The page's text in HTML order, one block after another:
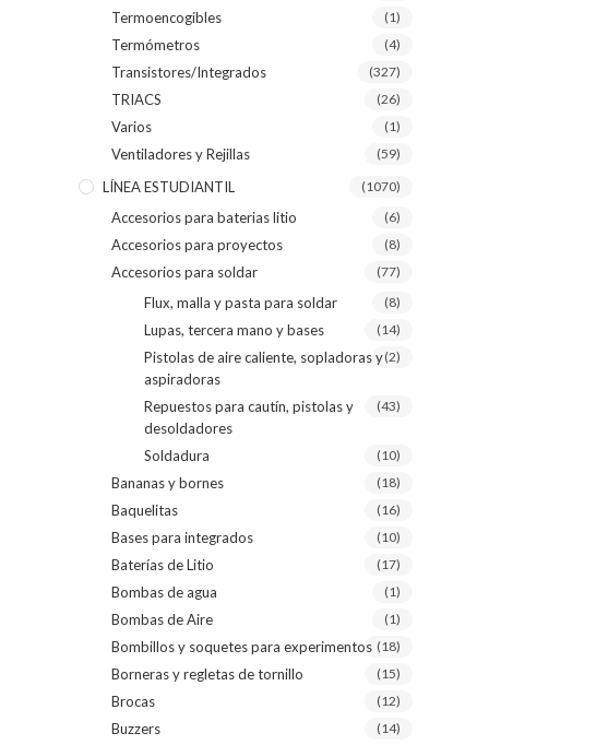
Termoencogibles (1)
Termómetros (4)
Transistores/Integrados (327)
TRIACS (26)
Varios (1)
Ventiladores y Rejillas (59)
LÍNEA ESTUDIANTIL (1070)
Accesorios para baterias litio (6)
Accesorios para proyectos (8)
Accesorios para soldar (77)
Flux, malla y pasta para soldar (8)
Lupas, tercera mano y bases (14)
Pistolas de aire caliente, sopladoras y
aspiradoras
(2)
Repuestos para cautín, pistolas y
desoldadores
(43)
Soldadura (10)
Bananas y bornes (18)
Baquelitas (16)
Bases para integrados (10)
Baterías de Litio (17)
Bombas de agua (1)
Bombas de Aire (1)
Bombillos y soquetes para experimentos (18)
Borneras y regletas de tornillo (15)
Brocas (12)
Buzzers (14)